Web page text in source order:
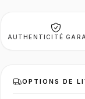
AUTHENTICITÉ
OPTIONS DE